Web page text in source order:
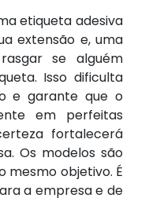
etiqueta adesiva
extensão e, uma
se alguém
Isso dificulta
e garante que o
em perfeitas
fortalecerá
Os modelos são
mesmo objetivo. É
a empresa e de